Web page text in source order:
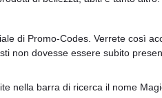
di Promo-Codes. Verrete così
non dovesse essere subito
nella barra di ricerca il nome